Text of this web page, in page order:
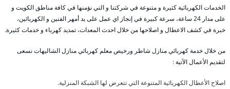
الخدمات الكهربائية كثيرة و متنوعة في شركتنا و التي نؤمنها في كافة مناطق الكويت و
على مدار 24 ساعة، سرعة كبيرة في إنجاز اي عمل على يد أمهر الفنين و الكهربائين،
خبرة في كشف الاعطال و اصلاحها من خلال احدث المعدات، تمديد كهرباء و خدمات كثيرة.
من خلال خدمة كهربائي منازل شاطر ورخيص معلم كهربائي منازل الشاليهات نسعى
لتقديم الأعمال الآتية :
اصلاح الأعطال الكهربائية المتنوعة التي تتعرض لها الشبكة المنزلية.